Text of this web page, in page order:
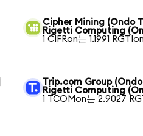
Cipher Mining (Ondo
Rigetti Computing
1 CIFRon는 1.1991
Trip.com Group (Ondo
Rigetti Computing
1 TCOMon는 2.9027